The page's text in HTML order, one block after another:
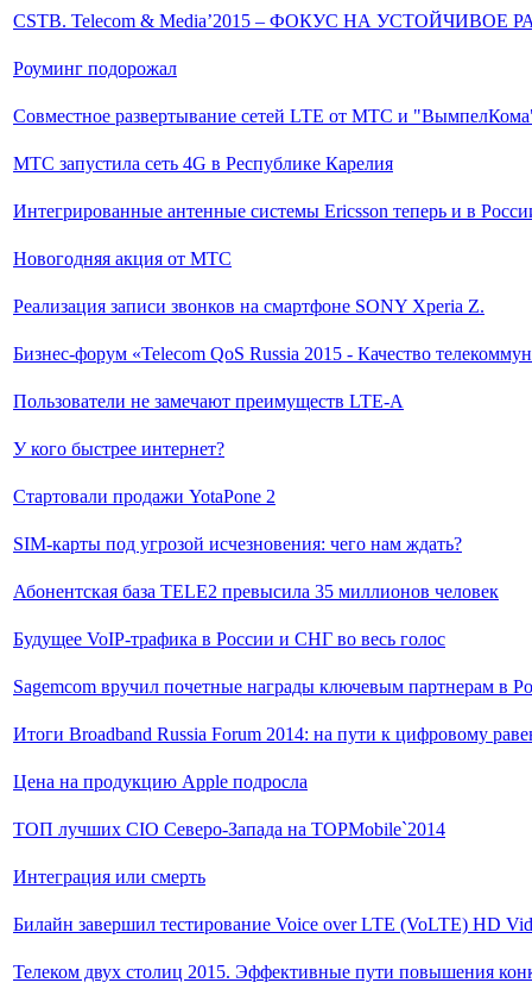
CSTB. Telecom & Media’2015 – ФОКУС НА УСТОЙЧИВОЕ
Роуминг подорожал
Совместное развертывание сетей LTE от МТС и
МТС запустила сеть 4G в Республике Карелия
Интегрированные антенные системы Ericsson теперь и в
Новогодняя акция от МТС
Реализация записи звонков на смартфоне SONY Xperia Z.
Бизнес-форум «Telecom QoS Russia 2015 - Качество
Пользователи не замечают преимуществ LTE-A
У кого быстрее интернет?
Стартовали продажи YotaPone 2
SIM-карты под угрозой исчезновения: чего нам ждать?
Абонентская база TELE2 превысила 35 миллионов человек
Будущее VoIP-трафика в России и СНГ во весь голос
Sagemcom вручил почетные награды ключевым партнерам в
Итоги Broadband Russia Forum 2014: на пути к цифровому
Цена на продукцию Apple подросла
ТОП лучших CIO Северо-Запада на TOPMobile`2014
Интеграция или смерть
Билайн завершил тестирование Voice over LTE (VoLTE) HD
Телеком двух столиц 2015. Эффективные пути повышения